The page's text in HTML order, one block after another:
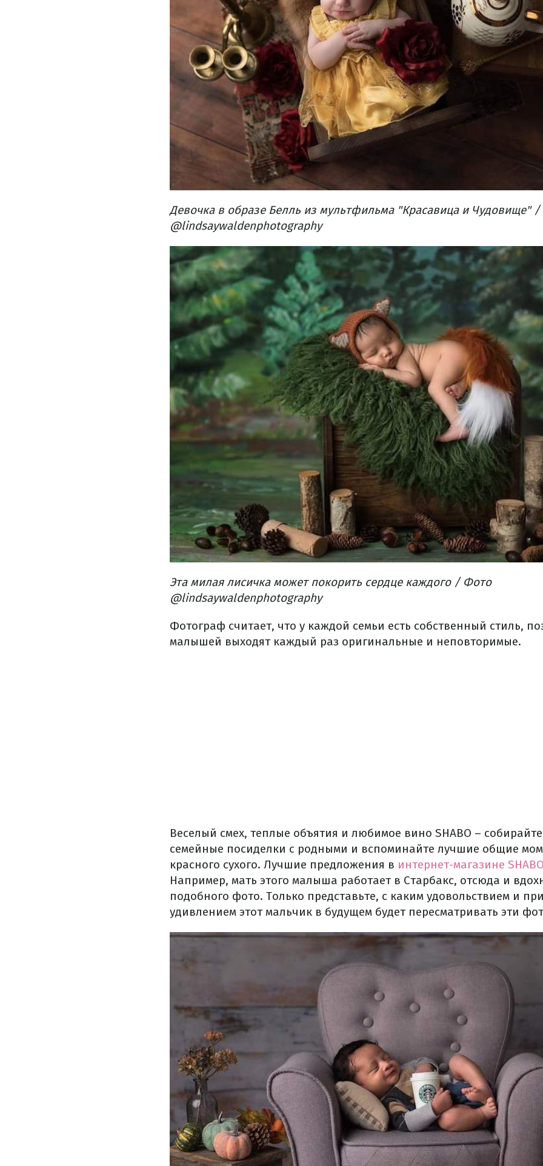
Девочка в образе Белль из мультфильма "Красавица и Чудовище"
@lindsaywaldenphotography
Эта милая лисичка может покорить сердце каждого / Фото
@lindsaywaldenphotography
Фотограф считает, что у каждой семьи есть собственный стиль,
малышей выходят каждый раз оригинальные и неповторимые.
Веселый смех, теплые объятия и любимое вино SHABO –
семейные посиделки с родными и вспоминайте лучшие общие
красного сухого. Лучшие предложения в интернет-магазине
Например, мать этого малыша работает в Старбакс, отсюда и
подобного фото. Только представьте, с каким удовольствием и
удивлением этот мальчик в будущем будет пересматривать эти